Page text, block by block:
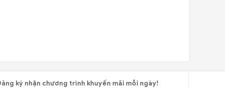
ký nhận chương trình khuyến mãi mỗi ngày!